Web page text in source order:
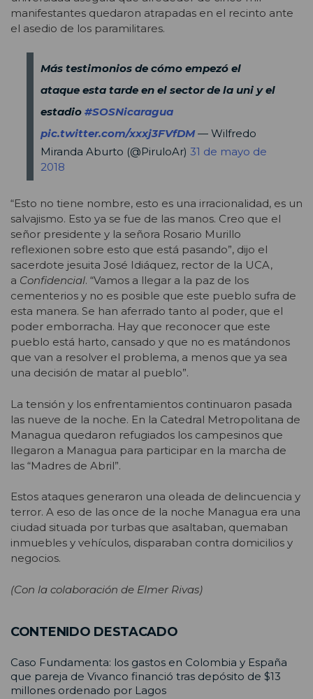
manifestantes quedaron atrapadas en el recinto ante
el asedio de los paramilitares.
Más testimonios de cómo empezó el
ataque esta tarde en el sector de la uni y el
estadio #SOSNicaragua
pic.twitter.com/xxxj3FVfDM — Wilfredo
Miranda Aburto (@PiruloAr) 31 de mayo de
2018
“Esto no tiene nombre, esto es una irracionalidad, es un
salvajismo. Esto ya se fue de las manos. Creo que el
señor presidente y la señora Rosario Murillo
reflexionen sobre esto que está pasando”, dijo el
sacerdote jesuita José Idiáquez, rector de la UCA,
a Confidencial. “Vamos a llegar a la paz de los
cementerios y no es posible que este pueblo sufra de
esta manera. Se han aferrado tanto al poder, que el
poder emborracha. Hay que reconocer que este
pueblo está harto, cansado y que no es matándonos
que van a resolver el problema, a menos que ya sea
una decisión de matar al pueblo”.
La tensión y los enfrentamientos continuaron pasada
las nueve de la noche. En la Catedral Metropolitana de
Managua quedaron refugiados los campesinos que
llegaron a Managua para participar en la marcha de
las “Madres de Abril”.
Estos ataques generaron una oleada de delincuencia y
terror. A eso de las once de la noche Managua era una
ciudad situada por turbas que asaltaban, quemaban
inmuebles y vehículos, disparaban contra domicilios y
negocios.
(Con la colaboración de Elmer Rivas)
CONTENIDO DESTACADO
Caso Fundamenta: los gastos en Colombia y España
que pareja de Vivanco financió tras depósito de $13
millones ordenado por Lagos